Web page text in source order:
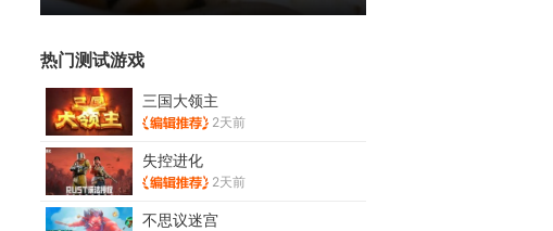
热门测试游戏
三国大领主
2天前
失控进化
2天前
不思议迷宫